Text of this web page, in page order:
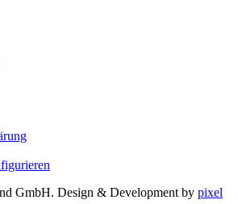
GmbH. Design & Development by pixel